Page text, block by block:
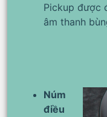
Pickup được
âm thanh
Núm
điều